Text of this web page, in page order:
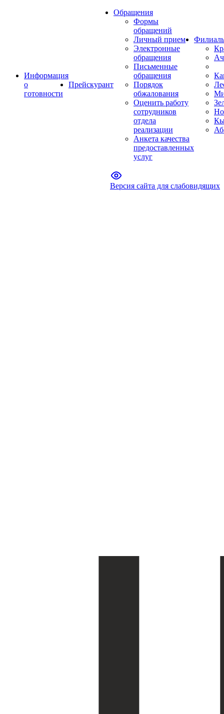
Информация
о
готовности
Прейскурант
Обращения
Формы
обращений
Личный прием
Электронные
обращения
Письменные
обращения
Порядок
обжалования
Оценить работу
сотрудников
отдела
реализации
Анкета качества
предоставленных
услуг
Версия сайта для слабовидящих